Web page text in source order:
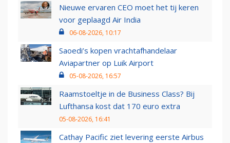
Nieuwe ervaren CEO moet het tij keren
voor geplaagd Air India
06-08-2026, 10:17
Saoedi’s kopen vrachtafhandelaar
Aviapartner op Luik Airport
05-08-2026, 16:57
Raamstoeltje in de Business Class? Bij
Lufthansa kost dat 170 euro extra
05-08-2026, 16:41
Cathay Pacific ziet levering eerste Airbus